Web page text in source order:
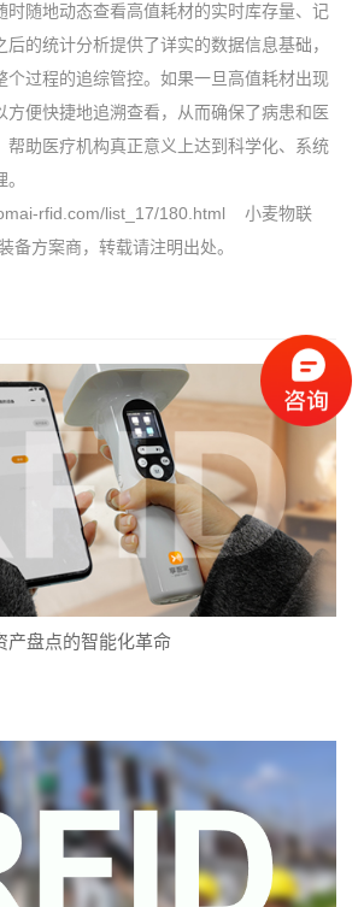
时随地动态查看高值耗材的实时库存量、记
的统计分析提供了详实的数据信息基础，
个过程的追综管控。如果一旦高值耗材出现
方便快捷地追溯查看，从而确保了病患和医
帮助医疗机构真正意义上达到科学化、系统
rfid.com/list_17/180.html 小麦物联
备方案商，转载请注明出处。
产盘点的智能化革命